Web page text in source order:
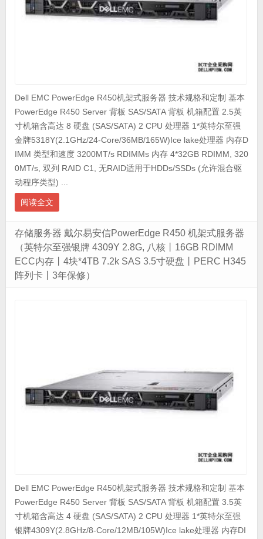
Dell EMC PowerEdge R450机架式服务器 技术规格和定制 基本
PowerEdge R450 Server 背板 SAS/SATA 背板 机箱配置 2.5英
寸机箱含高达 8 硬盘 (SAS/SATA) 2 CPU 处理器 1*英特尔至强
金牌5318Y(2.1GHz/24-Core/36MB/165W)Ice lake处理器 内存D
IMM 类型和速度 3200MT/s RDIMMs 内存 4*32GB RDIMM, 320
0MT/s, 双列 RAID C1, 无RAID适用于HDDs/SSDs (允许混合驱
动程序类型) ...
阅读全文
存储服务器 戴尔易安信PowerEdge R450 机架式服务器
（英特尔至强银牌 4309Y 2.8G, 八核丨16GB RDIMM
ECC内存丨4块*4TB 7.2k SAS 3.5寸硬盘丨PERC H345
阵列卡丨3年保修）
Dell EMC PowerEdge R450机架式服务器 技术规格和定制 基本
PowerEdge R450 Server 背板 SAS/SATA 背板 机箱配置 3.5英
寸机箱含高达 4 硬盘 (SAS/SATA) 2 CPU 处理器 1*英特尔至强
银牌4309Y(2.8GHz/8-Core/12MB/105W)Ice lake处理器 内存DI